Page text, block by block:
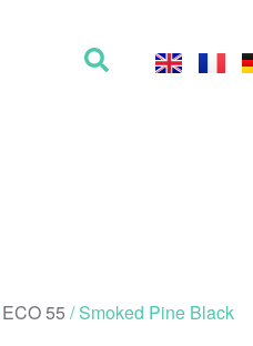
ECO 55 / Smoked Pine Black